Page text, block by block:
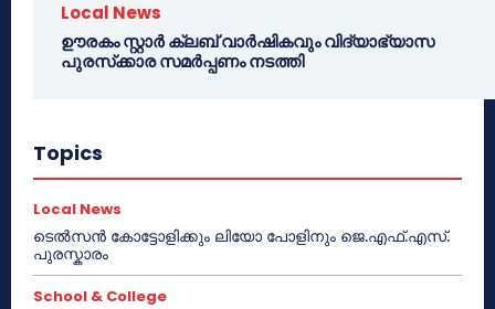
Local News
ഊരകം സ്റ്റാർ ക്ലബ് വാർഷികവും വിദ്യാഭ്യാസ
പുരസ്‌ക്കാര സമർപ്പണം നടത്തി
Topics
Local News
ടെൽസൻ കോട്ടോളിക്കും ലിയോ പോളിനും ജെ.എഫ്.എസ്.
പുരസ്കാരം
School & College